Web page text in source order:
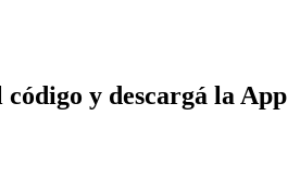
código y descargá la App